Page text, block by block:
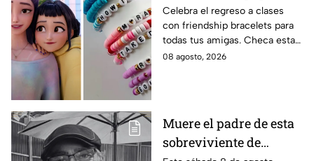
Demon Hunters para
intercambiar con tus
mejores amigas este
regreso a clases
Celebra el regreso a clases
con friendship bracelets para
todas tus amigas. Checa estas
4 ideas inspiradas en Kpop
08 agosto, 2026
Muere el padre de esta
sobreviviente de